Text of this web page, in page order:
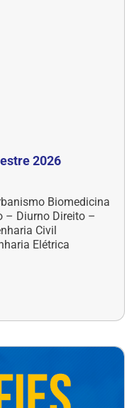
2026
Biomedicina
– Diurno Direito –
Civil
Elétrica